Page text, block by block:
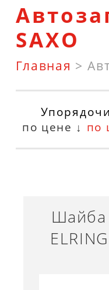
SAXO
Главная >
по цене ↓ по
Шайба